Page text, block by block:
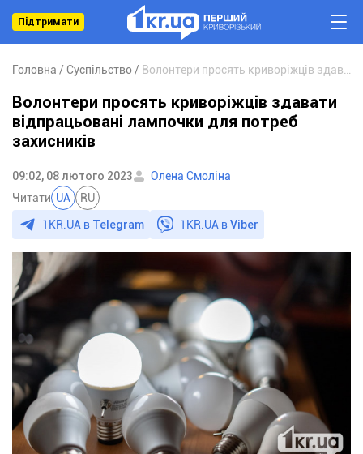
Підтримати
Головна Суспільство
Волонтери просять криворіжців здавати
відпрацьовані лампочки для потреб
захисників
09:02, 08 лютого 2023
Олена Смоліна
Читати UA RU
1KR.UA в Telegram 1KR.UA вViber